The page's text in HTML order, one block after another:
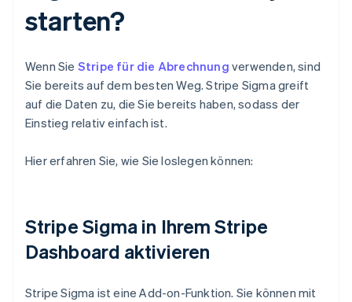
starten?
Wenn Sie Stripe für die Abrechnung verwenden, sind
Sie bereits auf dem besten Weg. Stripe Sigma greift
auf die Daten zu, die Sie bereits haben, sodass der
Einstieg relativ einfach ist.
Hier erfahren Sie, wie Sie loslegen können:
Stripe Sigma in Ihrem Stripe
Dashboard aktivieren
Stripe Sigma ist eine Add-on-Funktion. Sie können mit